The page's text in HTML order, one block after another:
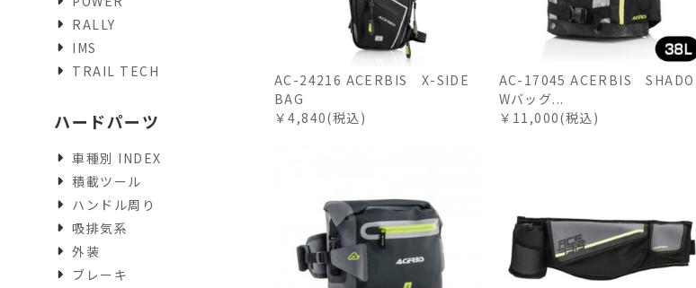
AC-24216 ACERBIS X-SIDE
BAG
￥4,840(税込)
AC-17045 ACERBIS SHADO
Wバッグ...
￥11,000(税込)
RALLY
IMS
TRAIL TECH
ハードパーツ
車種別 INDEX
積載ツール
ハンドル周り
吸排気系
外装
ブレーキ